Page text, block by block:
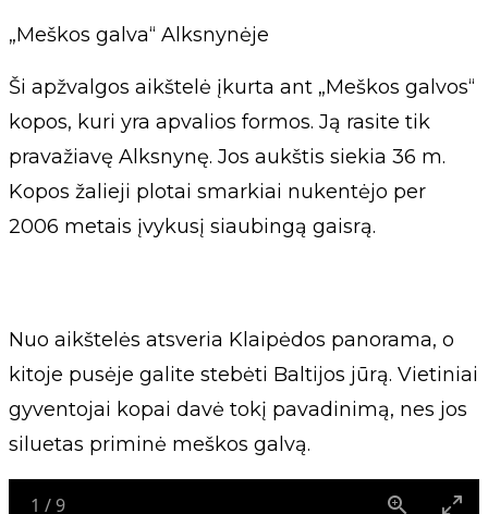
„Meškos galva“ Alksnynėje
Ši apžvalgos aikštelė įkurta ant „Meškos galvos“
kopos, kuri yra apvalios formos. Ją rasite tik
pravažiavę Alksnynę. Jos aukštis siekia 36 m.
Kopos žalieji plotai smarkiai nukentėjo per
2006 metais įvykusį siaubingą gaisrą.
Nuo aikštelės atsveria Klaipėdos panorama, o
kitoje pusėje galite stebėti Baltijos jūrą. Vietiniai
gyventojai kopai davė tokį pavadinimą, nes jos
siluetas priminė meškos galvą.
1 /9